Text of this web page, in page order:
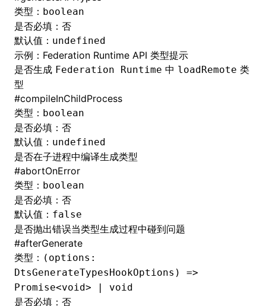
类型： boolean
是否必填：否
默认值： undefined
示例： Federation Runtime API 类型提示
是否生成 Federation Runtime 中 loadRemote 类
型
#compileInChildProcess
类型： boolean
是否必填：否
默认值： undefined
是否在子进程中编译生成类型
#abortOnError
类型： boolean
是否必填：否
默认值： false
是否抛出错误当类型生成过程中碰到问题
#afterGenerate
类型： (options:
DtsGenerateTypesHookOptions) =>
Promise<void> | void
是否必填：否